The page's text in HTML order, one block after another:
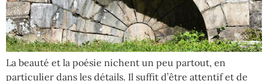
La beauté et la poésie nichent un peu partout, en
particulier dans les détails. Il suffit d’être attentif et de